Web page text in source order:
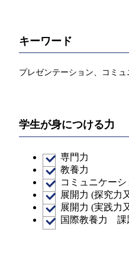
キーワード
プレゼンテーション、コミ
学生が身につける力
専門力
教養力
コミュニケーシ
展開力 (探究力
展開力 (実践力
国際教養力 課